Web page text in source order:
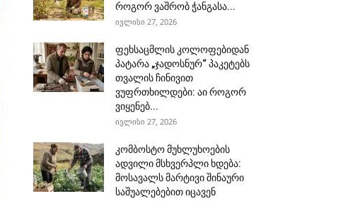
როგორ ვაშრობ ჭანგასა...
ივლისი 27, 2026
ფეხსაცმლის კოლოფებიდან
პატარა „ჯადოსნურ“ პაკეტებს
თვალის ჩინივით
ვუფრთხილდები: აი როგორ
ვიყენებ...
ივლისი 27, 2026
კომბოსტო მუხლუხოების
ადვილი მსხვერპლი ხდება:
მოსავალს მარტივი შინაური
საშუალებებით იცავენ